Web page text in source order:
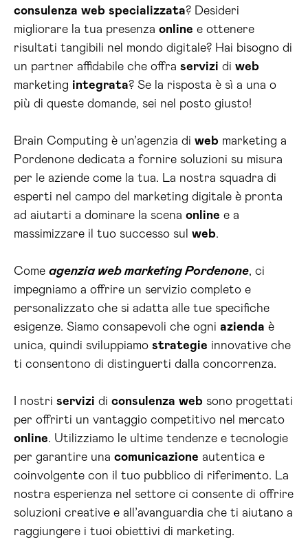
consulenza web specializzata? Desideri
migliorare la tua presenza online e ottenere
risultati tangibili nel mondo digitale? Hai bisogno di
un partner affidabile che offra servizi di web
marketing integrata? Se la risposta è sì a una o
più di queste domande, sei nel posto giusto!
Brain Computing è un’agenzia di web marketing a
Pordenone dedicata a fornire soluzioni su misura
per le aziende come la tua. La nostra squadra di
esperti nel campo del marketing digitale è pronta
ad aiutarti a dominare la scena online e a
massimizzare il tuo successo sul web.
Come agenzia web marketing Pordenone, ci
impegniamo a offrire un servizio completo e
personalizzato che si adatta alle tue specifiche
esigenze. Siamo consapevoli che ogni azienda è
unica, quindi sviluppiamo strategie innovative che
ti consentono di distinguerti dalla concorrenza.
I nostri servizi di consulenza web sono progettati
per offrirti un vantaggio competitivo nel mercato
online. Utilizziamo le ultime tendenze e tecnologie
per garantire una comunicazione autentica e
coinvolgente con il tuo pubblico di riferimento. La
nostra esperienza nel settore ci consente di offrire
soluzioni creative e all’avanguardia che ti aiutano a
raggiungere i tuoi obiettivi di marketing.